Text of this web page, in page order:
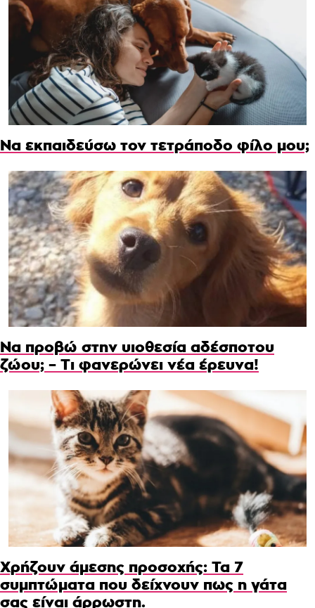
Να εκπαιδεύσω τον τετράποδο φίλο μου;
Να προβώ στην υιοθεσία αδέσποτου
ζώου; – Τι φανερώνει νέα έρευνα!
Χρήζουν άμεσης προσοχής: Τα 7
συμπτώματα που δείχνουν πως η γάτα
σας είναι άρρωστη.